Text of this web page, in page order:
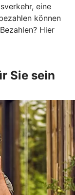
eine
können
Hier
Sie sein